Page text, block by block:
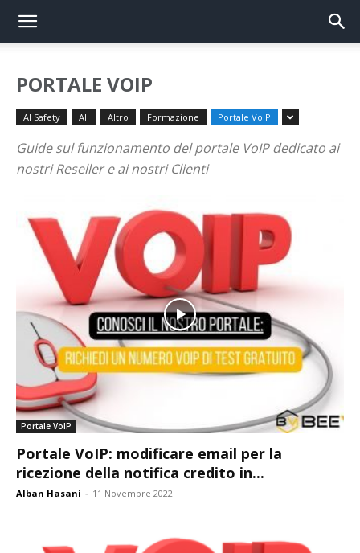
PORTALE VOIP
AI Safety All Altro Formazione Portale VoIP
Guide sul funzionamento del portale VoIP dedicato ai
nostri Reseller e ai nostri Clienti
Portale VoIP
Portale VoIP: modificare email per la
ricezione della notifica credito in...
Alban Hasani - 11 Novembre 2022